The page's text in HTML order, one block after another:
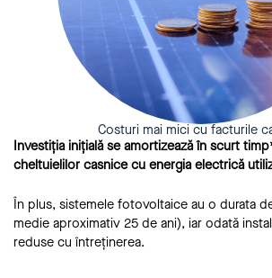
Costuri mai mici cu facturile
Investiția inițială se amortizează în scurt
cheltuielilor casnice cu energia electrică
În plus, sistemele fotovoltaice au o durata
medie aproximativ 25 de ani), iar odată
reduse cu întreținerea.